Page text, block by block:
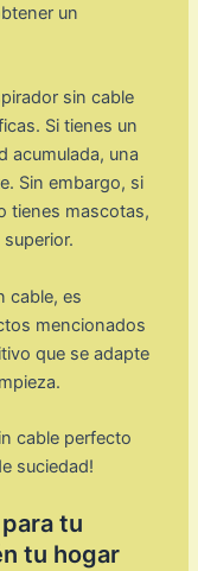
un
sin cable
Si tienes un
acumulada, una
Sin embargo, si
tienes mascotas,
cable, es
mencionados
que se adapte
cable perfecto
suciedad!
tu
tu hogar